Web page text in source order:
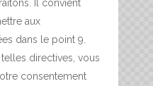
Il convient
aux
dans le point 9.
directives, vous
consentement